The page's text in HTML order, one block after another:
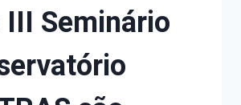
Seminário